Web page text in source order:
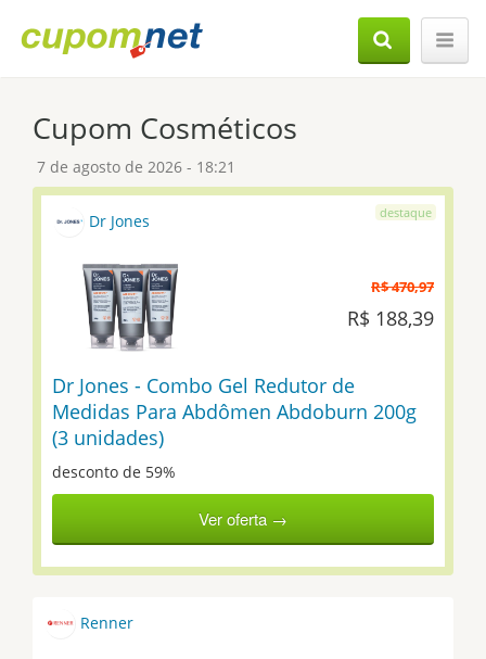
Cupom Cosméticos
7 de agosto de 2026 - 18:21
Dr Jones
R$ 470,97
R$ 188,39
Dr Jones - Combo Gel Redutor de
Medidas Para Abdômen Abdoburn 200g
(3 unidades)
desconto de 59%
Ver oferta →
Renner